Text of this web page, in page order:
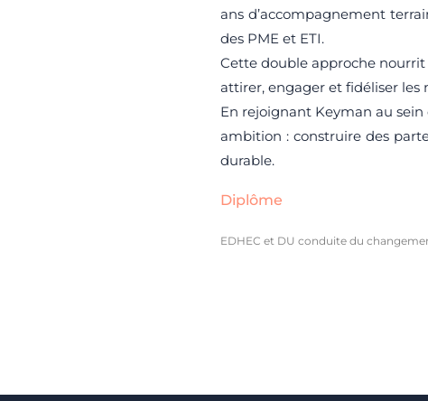
ans d’accompagnement
des PME et ETI.
Cette double approche nourrit
attirer, engager et fidéliser les
En rejoignant Keyman au
ambition : construire des
durable.
Diplôme
EDHEC et DU conduite du